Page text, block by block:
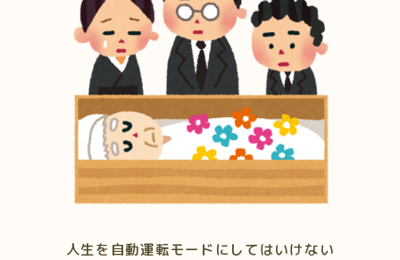
人生を自動運転モードにしてはいけない